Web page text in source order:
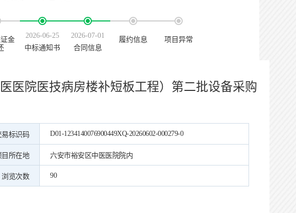
金
2026-06-25
中标通知书
2026-07-01
合同信息
履约信息 项目异常
医院医技病房楼补短板工程）第二批设备采购
易标识码 D01-1234140076900449XQ-20260602-000279-0
目所在地 六安市裕安区中医医院院内
浏览次数 90